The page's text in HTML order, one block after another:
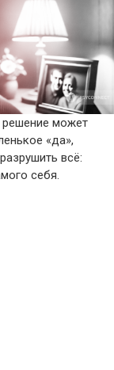
может
«да»,
всё:
себя.